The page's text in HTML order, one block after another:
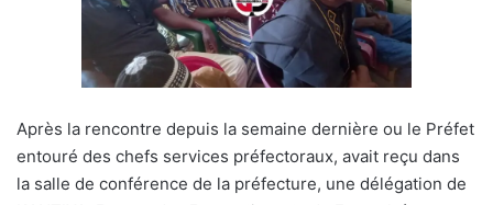
Après la rencontre depuis la semaine dernière ou le Préfet
entouré des chefs services préfectoraux, avait reçu dans
la salle de conférence de la préfecture, une délégation de